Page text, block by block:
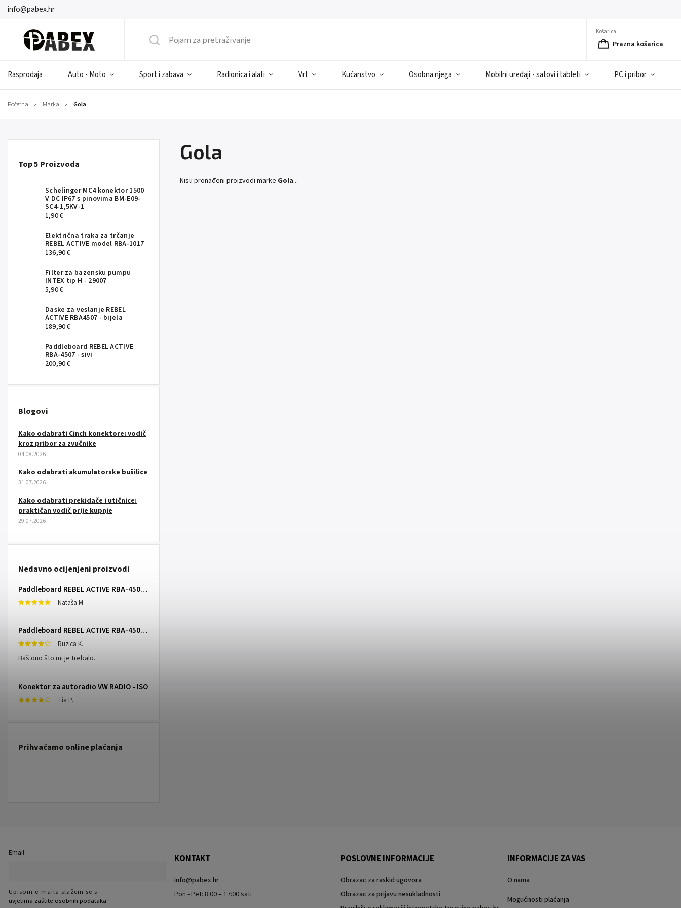
info@pabex.hr
Košarica
Prazna košarica
Rasprodaja Auto - Moto Sport i zabava Radionica i alati Vrt Kućanstvo Osobna njega Mobilni uređaji - satovi i tableti PC i pribor
Početna / Marka / Gola
Top 5 Proizvoda
Schelinger MC4 konektor 1500
V DC IP67 s pinovima BM-E09-
SC4-1,5KV-1
1,90 €
Električna traka za trčanje
REBEL ACTIVE model RBA-1017
136,90 €
Filter za bazensku pumpu
INTEX tip H - 29007
5,90 €
Daske za veslanje REBEL
ACTIVE RBA4507 - bijela
189,90 €
Paddleboard REBEL ACTIVE
RBA-4507 - sivi
200,90 €
Blogovi
Kako odabrati Cinch konektore: vodič
kroz pribor za zvučnike
04.08.2026
Kako odabrati akumulatorske bušilice
31.07.2026
Kako odabrati prekidače i utičnice:
praktičan vodič prije kupnje
29.07.2026
Nedavno ocijenjeni proizvodi
Paddleboard REBEL ACTIVE RBA-4507 - sivi
Nataša M.
Paddleboard REBEL ACTIVE RBA-4507 - sivi
Ruzica K.
Baš ono što mi je trebalo.
Konektor za autoradio VW RADIO - ISO
Tia P.
Prihvaćamo online plaćanja
Gola
Nisu pronađeni proizvodi marke Gola...
Email
Upisom e-maila slažem se s
uvjetima zaštite osobnih podataka
KONTAKT
info@pabex.hr
Pon - Pet: 8:00 – 17:00 sati
POSLOVNE INFORMACIJE
Obrazac za raskid ugovora
Obrazac za prijavu nesukladnosti
INFORMACIJE ZA VAS
O nama
Mogućnosti plaćanja